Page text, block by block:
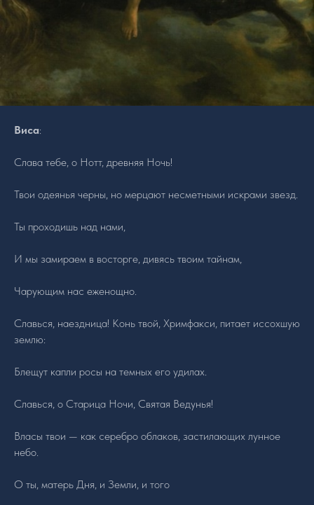
Виса:
Слава тебе, о Нотт, древняя Ночь!
Твои одеянья черны, но мерцают несметными искрами звезд.
Ты проходишь над нами,
И мы замираем в восторге, дивясь твоим тайнам,
Чарующим нас еженощно.
Славься, наездница! Конь твой, Хримфакси, питает иссохшую
землю:
Блещут капли росы на темных его удилах.
Славься, о Старица Ночи, Святая Ведунья!
Власы твои — как серебро облаков, застилающих лунное
небо.
О ты, матерь Дня, и Земли, и того